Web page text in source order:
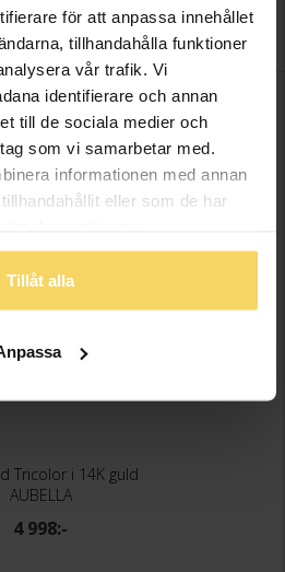
för att anpassa innehållet
tillhandahålla funktioner
vår trafik. Vi
identifierare och annan
till de sociala medier och
som vi samarbetar med.
informationen med annan
eller som de har
Tillåt alla
Tricolor i 14K guld
AUBELLA
4 998:-